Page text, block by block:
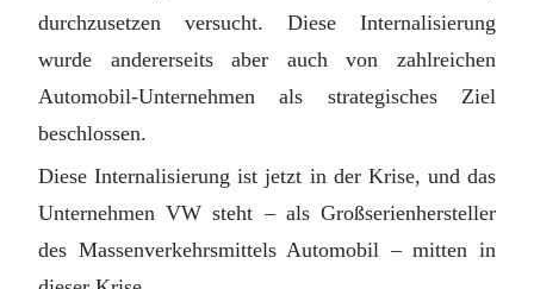
durchzusetzen versucht. Diese Internalisierung
wurde andererseits aber auch von zahlreichen
Automobil-Unternehmen als strategisches Ziel
beschlossen.
Diese Internalisierung ist jetzt in der Krise, und das
Unternehmen VW steht – als Großserienhersteller
des Massenverkehrsmittels Automobil – mitten in